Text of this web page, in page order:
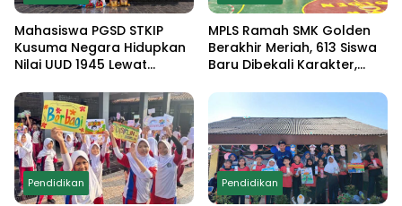
Mahasiswa PGSD STKIP
Kusuma Negara Hidupkan
Nilai UUD 1945 Lewat
Monumen Pancasila Sakti
MPLS Ramah SMK Golden
Berakhir Meriah, 613 Siswa
Baru Dibekali Karakter,
hingga Demo
Ekstrakurikuler
Pendidikan Pendidikan